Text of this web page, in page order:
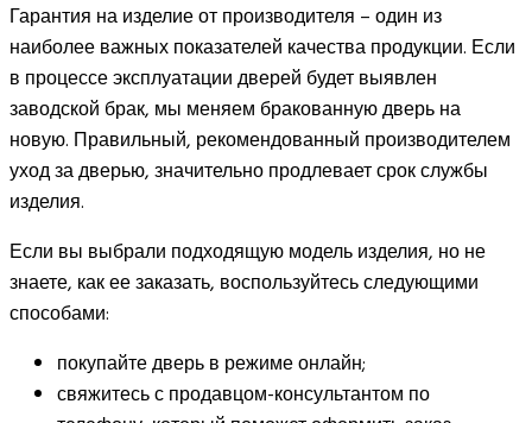
Гарантия на изделие от производителя – один из
наиболее важных показателей качества продукции. Если
в процессе эксплуатации дверей будет выявлен
заводской брак, мы меняем бракованную дверь на
новую. Правильный, рекомендованный производителем
уход за дверью, значительно продлевает срок службы
изделия.
Если вы выбрали подходящую модель изделия, но не
знаете, как ее заказать, воспользуйтесь следующими
способами:
покупайте дверь в режиме онлайн;
свяжитесь с продавцом-консультантом по